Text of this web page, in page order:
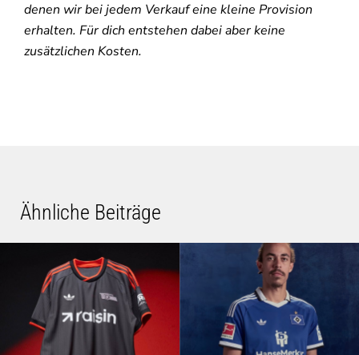
denen wir bei jedem Verkauf eine kleine Provision
erhalten. Für dich entstehen dabei aber keine
zusätzlichen Kosten.
Ähnliche Beiträge